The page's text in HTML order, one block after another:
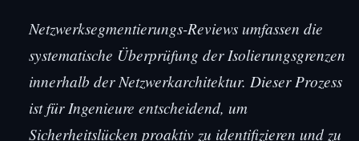
Netzwerksegmentierungs-Reviews umfassen die
systematische Überprüfung der Isolierungsgrenzen
innerhalb der Netzwerkarchitektur. Dieser Prozess
ist für Ingenieure entscheidend, um
Sicherheitslücken proaktiv zu identifizieren und zu